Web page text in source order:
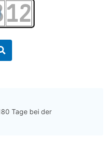
Tage bei der